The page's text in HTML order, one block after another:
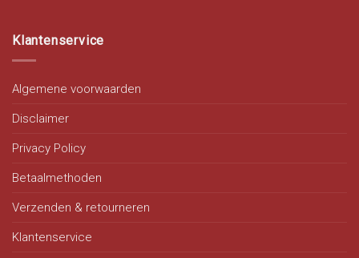
Klantenservice
Algemene voorwaarden
Disclaimer
Privacy Policy
Betaalmethoden
Verzenden & retourneren
Klantenservice